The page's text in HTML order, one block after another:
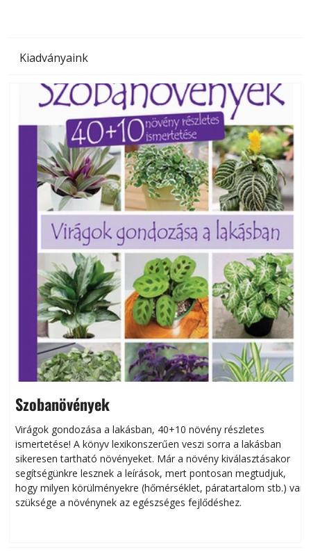
Kiadványaink
Szobanövények
Virágok gondozása a lakásban, 40+10 növény részletes
ismertetése! A könyv lexikonszerűen veszi sorra a lakásban
sikeresen tart­ha­tó növényeket. Már a növény kiválasztásakor
segítségünkre lesznek a leírások, mert pontosan megtudjuk,
hogy milyen körülményekre (hőmérséklet, páratartalom stb.) van
szüksége a növénynek az egészséges fejlődéshez.